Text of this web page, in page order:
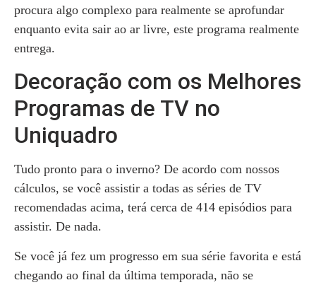
procura algo complexo para realmente se aprofundar
enquanto evita sair ao ar livre, este programa realmente
entrega.
Decoração com os Melhores
Programas de TV no
Uniquadro
Tudo pronto para o inverno? De acordo com nossos
cálculos, se você assistir a todas as séries de TV
recomendadas acima, terá cerca de 414 episódios para
assistir. De nada.
Se você já fez um progresso em sua série favorita e está
chegando ao final da última temporada, não se